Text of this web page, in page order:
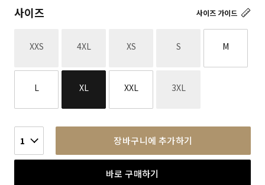
사이즈 가이드
사이즈
XXS재고없음 4XL XS재고없음 S재고없음 M
L XL XXL 3XL
1 장바구니에 추가하기
바로 구매하기